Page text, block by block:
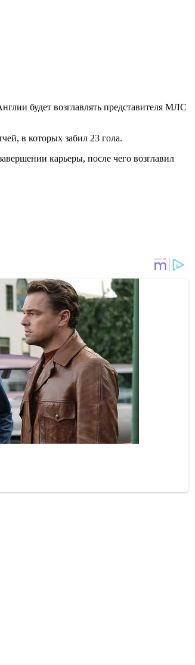
будет возглавлять представителя МЛС
в которых забил 23 гола.
карьеры, после чего возглавил